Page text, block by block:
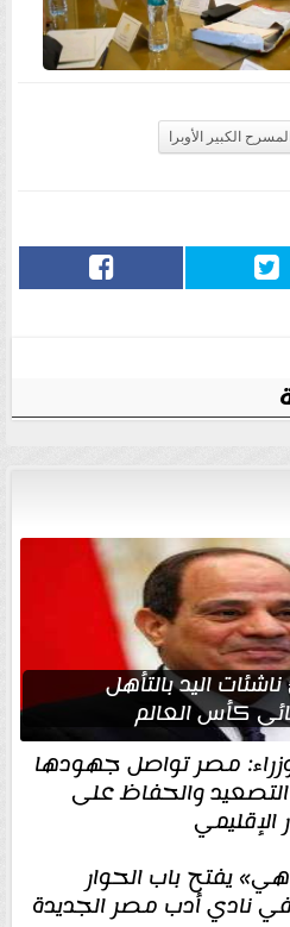
الكبير الأوبرا
اليد بالتأهل
كأس العالم
مصر تواصل جهودها
والحفاظ على
الإقليمي
يفتح باب الحوار
نادي أدب مصر الجديدة